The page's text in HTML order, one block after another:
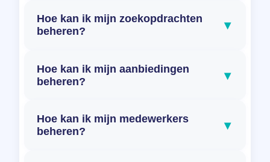
Hoe kan ik mijn zoekopdrachten
beheren?
▾
Hoe kan ik mijn aanbiedingen
beheren?
▾
Hoe kan ik mijn medewerkers
beheren?
▾